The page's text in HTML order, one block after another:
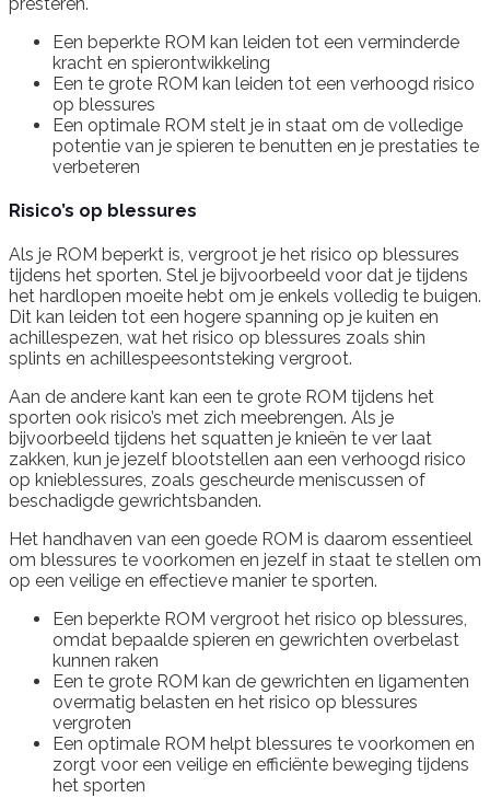
Een beperkte ROM kan leiden tot een verminderde
kracht en spierontwikkeling
Een te grote ROM kan leiden tot een verhoogd risico
op blessures
Een optimale ROM stelt je in staat om de volledige
potentie van je spieren te benutten en je prestaties te
verbeteren
Risico’s op blessures
Als je ROM beperkt is, vergroot je het risico op blessures
tijdens het sporten. Stel je bijvoorbeeld voor dat je tijdens
het hardlopen moeite hebt om je enkels volledig te buigen.
Dit kan leiden tot een hogere spanning op je kuiten en
achillespezen, wat het risico op blessures zoals shin
splints en achillespeesontsteking vergroot.
Aan de andere kant kan een te grote ROM tijdens het
sporten ook risico’s met zich meebrengen. Als je
bijvoorbeeld tijdens het squatten je knieën te ver laat
zakken, kun je jezelf blootstellen aan een verhoogd risico
op knieblessures, zoals gescheurde meniscussen of
beschadigde gewrichtsbanden.
Het handhaven van een goede ROM is daarom essentieel
om blessures te voorkomen en jezelf in staat te stellen om
op een veilige en effectieve manier te sporten.
Een beperkte ROM vergroot het risico op blessures,
omdat bepaalde spieren en gewrichten overbelast
kunnen raken
Een te grote ROM kan de gewrichten en ligamenten
overmatig belasten en het risico op blessures
vergroten
Een optimale ROM helpt blessures te voorkomen en
zorgt voor een veilige en efficiënte beweging tijdens
het sporten